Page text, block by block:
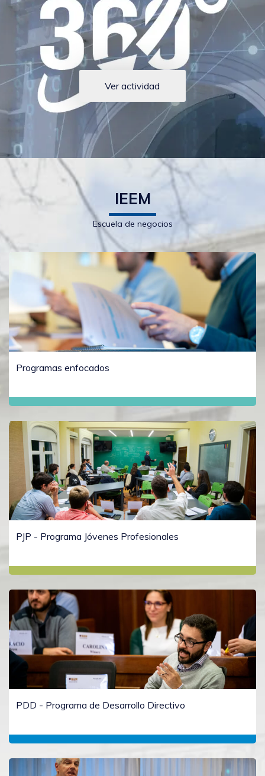
Ver actividad
IEEM
Escuela de negocios
Programas enfocados
PJP - Programa Jóvenes Profesionales
PDD - Programa de Desarrollo Directivo